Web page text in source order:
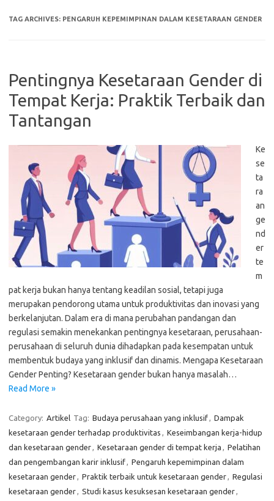
TAG ARCHIVES: PENGARUH KEPEMIMPINAN DALAM KESETARAAN GENDER
Pentingnya Kesetaraan Gender di
Tempat Kerja: Praktik Terbaik dan
Tantangan
Ke
se
ta
ra
an
ge
nd
er
te
m
pat kerja bukan hanya tentang keadilan sosial, tetapi juga
merupakan pendorong utama untuk produktivitas dan inovasi yang
berkelanjutan. Dalam era di mana perubahan pandangan dan
regulasi semakin menekankan pentingnya kesetaraan, perusahaan-
perusahaan di seluruh dunia dihadapkan pada kesempatan untuk
membentuk budaya yang inklusif dan dinamis. Mengapa Kesetaraan
Gender Penting? Kesetaraan gender bukan hanya masalah…
Read More »
Category: Artikel Tag: Budaya perusahaan yang inklusif, Dampak
kesetaraan gender terhadap produktivitas , Keseimbangan kerja-hidup
dan kesetaraan gender, Kesetaraan gender di tempat kerja , Pelatihan
dan pengembangan karir inklusif, Pengaruh kepemimpinan dalam
kesetaraan gender, Praktik terbaik untuk kesetaraan gender, Regulasi
kesetaraan gender, Studi kasus kesuksesan kesetaraan gender,